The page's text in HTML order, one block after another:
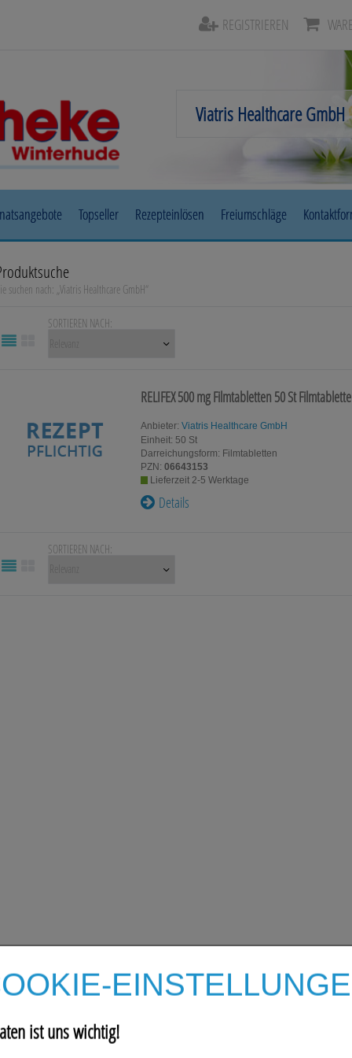
ist uns wichtig!
REGISTRIEREN
Diabetes
Herz, Kreislauf & Gefäße
Schwangerschaft & Stillzeit
Gesundheit & Fitness
Tablettenspender & Tablettenteiler
Tee
Topseller Rezepteinlösen Freiumschläge
suchen nach: „Viatris Healthcare GmbH
SORTIEREN NACH:
RELIFEX 500 mg Filmtabletten 50 St
Anbieter: Viatris Healthcare GmbH
Einheit: 50 St
Darreichungsform: Filmtabletten
PZN: 06643153
Lieferzeit 2-5 Werktage
Details
SORTIEREN NACH: